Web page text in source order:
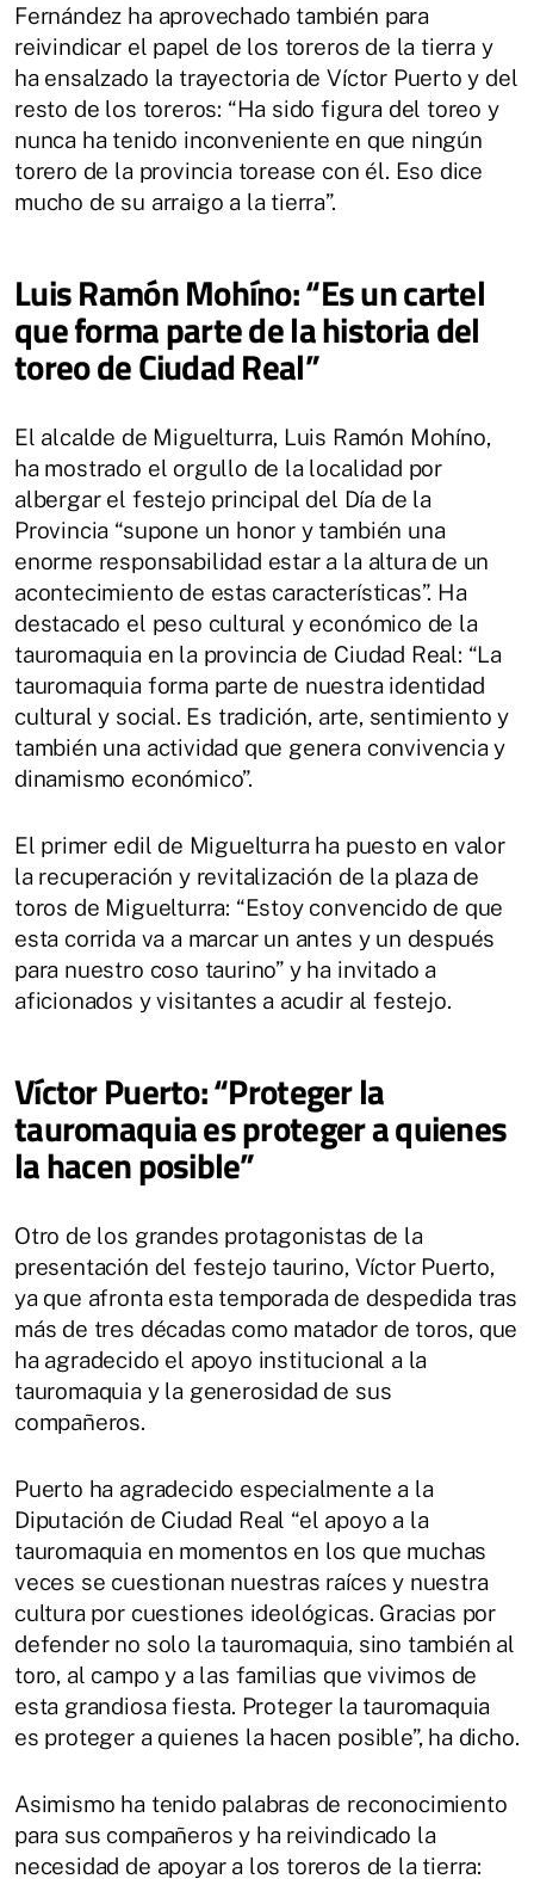
Fernández ha aprovechado también para
reivindicar el papel de los toreros de la tierra y
ha ensalzado la trayectoria de Víctor Puerto y del
resto de los toreros: “Ha sido figura del toreo y
nunca ha tenido inconveniente en que ningún
torero de la provincia torease con él. Eso dice
mucho de su arraigo a la tierra”.
Luis Ramón Mohíno: “Es un cartel
que forma parte de la historia del
toreo de Ciudad Real”
El alcalde de Miguelturra, Luis Ramón Mohíno,
ha mostrado el orgullo de la localidad por
albergar el festejo principal del Día de la
Provincia “supone un honor y también una
enorme responsabilidad estar a la altura de un
acontecimiento de estas características”. Ha
destacado el peso cultural y económico de la
tauromaquia en la provincia de Ciudad Real: “La
tauromaquia forma parte de nuestra identidad
cultural y social. Es tradición, arte, sentimiento y
también una actividad que genera convivencia y
dinamismo económico”.
El primer edil de Miguelturra ha puesto en valor
la recuperación y revitalización de la plaza de
toros de Miguelturra: “Estoy convencido de que
esta corrida va a marcar un antes y un después
para nuestro coso taurino” y ha invitado a
aficionados y visitantes a acudir al festejo.
Víctor Puerto: “Proteger la
tauromaquia es proteger a quienes
la hacen posible”
Otro de los grandes protagonistas de la
presentación del festejo taurino, Víctor Puerto,
ya que afronta esta temporada de despedida tras
más de tres décadas como matador de toros, que
ha agradecido el apoyo institucional a la
tauromaquia y la generosidad de sus
compañeros.
Puerto ha agradecido especialmente a la
Diputación de Ciudad Real “el apoyo a la
tauromaquia en momentos en los que muchas
veces se cuestionan nuestras raíces y nuestra
cultura por cuestiones ideológicas. Gracias por
defender no solo la tauromaquia, sino también al
toro, al campo y a las familias que vivimos de
esta grandiosa fiesta. Proteger la tauromaquia
es proteger a quienes la hacen posible”, ha dicho.
Asimismo ha tenido palabras de reconocimiento
para sus compañeros y ha reivindicado la
necesidad de apoyar a los toreros de la tierra: